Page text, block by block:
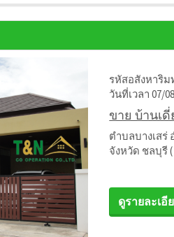
รหัสอสังหาริม
วันที่เวลา 07/
ขาย บ้านเ
ตำบลบางเสร่
จังหวัด ชลบุรี
ดูรายละเอี